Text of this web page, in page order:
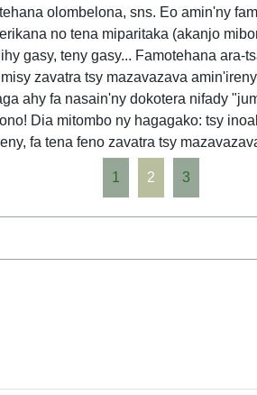
olombelona, sns. Eo amin'ny
no tena miparitaka (akanjo
gasy, teny gasy... Famotehana
zavatra tsy mazavazava
ahy fa nasain'ny dokotera nifady
Dia mitombo ny hagagako: tsy
fa tena feno zavatra tsy
1 2 3